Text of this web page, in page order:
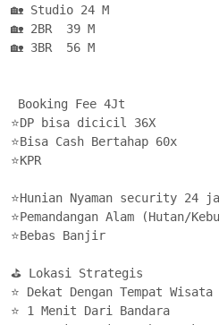
🏡 Studio 24 M
🏡 2BR  39 M
🏡 3BR  56 M
Booking Fee 4Jt
⭐DP bisa dicicil 36X
⭐Bisa Cash Bertahap 60x
⭐KPR
⭐Hunian Nyaman security 24
⭐Pemandangan Alam (Hutan/
⭐Bebas Banjir
⛳ Lokasi Strategis
⭐ Dekat Dengan Tempat
⭐ 1 Menit Dari Bandara